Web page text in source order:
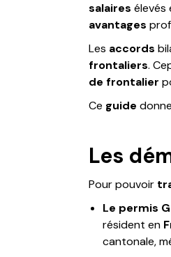
salaires élevés
avantages
Les accords
frontaliers.
de frontalier
Ce guide
Les
Pour pouvoir
Le permis G
résident en
cantonale,